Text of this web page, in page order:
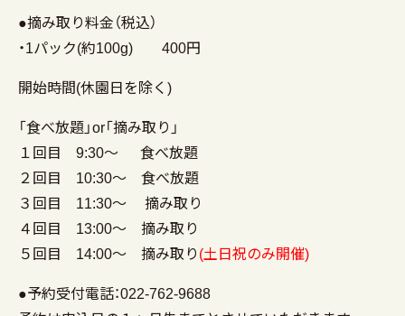
●摘み取り料金（税込）
・1パック(約100g) 400円
開始時間(休園日を除く)
「食べ放題」or「摘み取り」
１回目 9:30～ 食べ放題
２回目 10:30～ 食べ放題
３回目 11:30～ 摘み取り
４回目 13:00～ 摘み取り
５回目 14:00～ 摘み取り(土日祝のみ開催)
●予約受付電話：022-762-9688